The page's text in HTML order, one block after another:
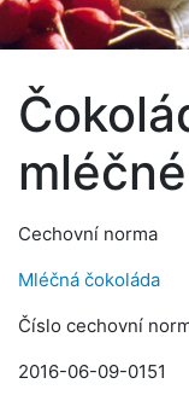
Cechovní norma
Mléčná čokoláda
Číslo cechovní
2016-06-09-0151